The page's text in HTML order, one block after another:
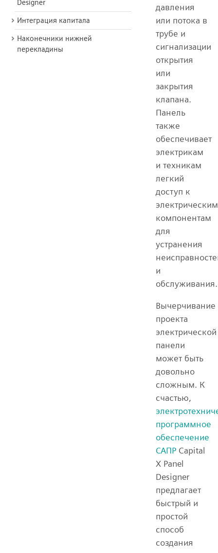
Designer
Интеграция капитала
Наконечники нижней
перекладины
давления
или потока в
трубе и
сигнализации
открытия
или
закрытия
клапана.
Панель
также
обеспечивает
электрикам
и техникам
легкий
доступ к
электрическим
компонентам
для
устранения
и
обслуживания.
Вычерчивание
проекта
электрической
панели
может быть
довольно
сложным. К
счастью,
программное
обеспечение
САПР Capital
X Panel
Designer
предлагает
быстрый и
простой
способ
создания